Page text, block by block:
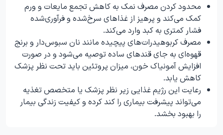
محدود کردن مصرف نمک به کاهش تجمع مایعات و ورم
کمک می‌کند و پرهیز از غذاهای سرخ‌شده و فرآوری‌شده
فشار کمتری به کبد وارد می‌کند.
مصرف کربوهیدرات‌های پیچیده مانند نان سبوس‌دار و برنج
قهوه‌ای به جای قندهای ساده توصیه می‌شود و در صورت
افزایش آمونیاک خون، میزان پروتئین باید تحت نظر پزشک
کاهش یابد.
رعایت این رژیم غذایی زیر نظر پزشک یا متخصص تغذیه
می‌تواند پیشرفت بیماری را کند کرده و کیفیت زندگی بیمار
را بهبود بخشد.